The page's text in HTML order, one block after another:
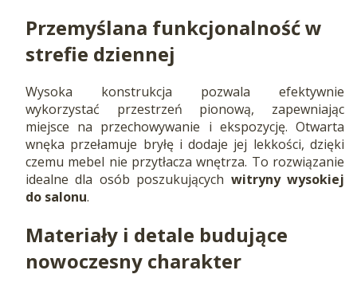
Przemyślana funkcjonalność w
strefie dziennej
Wysoka konstrukcja pozwala efektywnie
wykorzystać przestrzeń pionową, zapewniając
miejsce na przechowywanie i ekspozycję. Otwarta
wnęka przełamuje bryłę i dodaje jej lekkości, dzięki
czemu mebel nie przytłacza wnętrza. To rozwiązanie
idealne dla osób poszukujących witryny wysokiej
do salonu.
Materiały i detale budujące
nowoczesny charakter